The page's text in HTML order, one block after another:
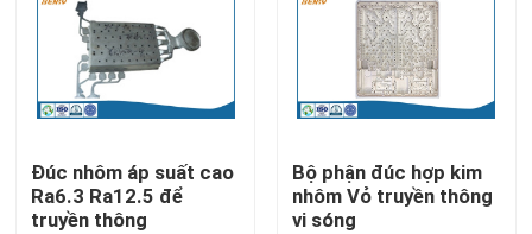
Về chúng tôi
Tham quan nhà máy
Kiểm soát chất lượng
Đúc nhôm áp suất cao
Ra6.3 Ra12.5 để
truyền thông
Bộ phận đúc hợp kim
nhôm Vỏ truyền thông
vi sóng